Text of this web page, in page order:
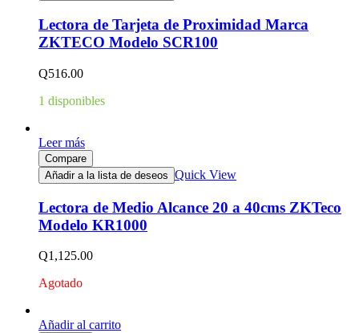
Lectora de Tarjeta de Proximidad Marca
ZKTECO Modelo SCR100
Q516.00
1 disponibles
Leer más
Compare
Añadir a la lista de deseos Quick View
Lectora de Medio Alcance 20 a 40cms ZKTeco
Modelo KR1000
Q1,125.00
Agotado
Añadir al carrito